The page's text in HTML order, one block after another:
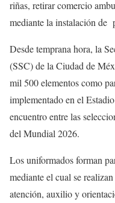
riñas, retirar comercio
mediante la instalación de
Desde temprana hora, la
(SSC) de la Ciudad de
mil 500 elementos como
implementado en el
encuentro entre las
del Mundial 2026.
Los uniformados forman
mediante el cual se
atención, auxilio y